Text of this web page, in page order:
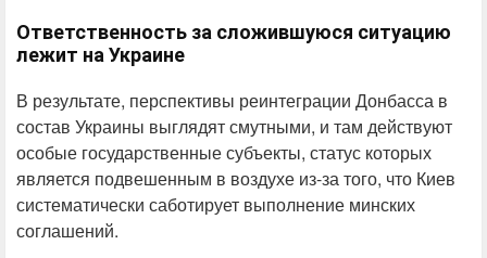
Ответственность за сложившуюся ситуацию
лежит на Украине
В результате, перспективы реинтеграции Донбасса в
состав Украины выглядят смутными, и там действуют
особые государственные субъекты, статус которых
является подвешенным в воздухе из-за того, что Киев
систематически саботирует выполнение минских
соглашений.